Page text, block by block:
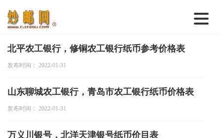
首 页
钱币行情
北平农工银行，修铜农工银行纸币参考价格表
发布时间： 2022-01-31
山东聊城农工银行，青岛市农工银行纸币价格表
发布时间： 2022-01-31
万义川银号，北洋天津银号纸币价目表